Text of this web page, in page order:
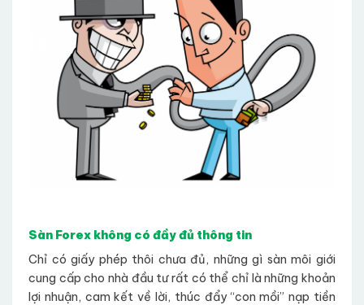
Sàn Forex không có đầy đủ thông tin
Chỉ có giấy phép thôi chưa đủ, những gì sàn môi giới
cung cấp cho nhà đầu tư rất có thể chỉ là những khoản
lợi nhuận, cam kết về lời, thúc đẩy “con mồi” nạp tiền